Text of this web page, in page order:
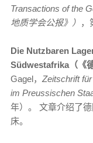
Transactions of the
地质学会公报》） ，
Die Nutzbaren
Südwestafrika（《
Gagel， Zeitschrift
im Preussischen
年）。 文章介绍了
床。